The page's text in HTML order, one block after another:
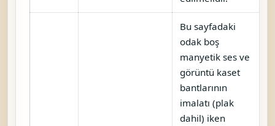
Bu sayfadaki
odak boş
manyetik ses ve
görüntü kaset
bantlarının
imalatı (plak
dahil) iken